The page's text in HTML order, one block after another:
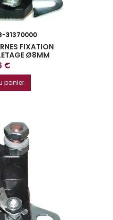
31370000
FIXATION
Ø8MM
€
panier